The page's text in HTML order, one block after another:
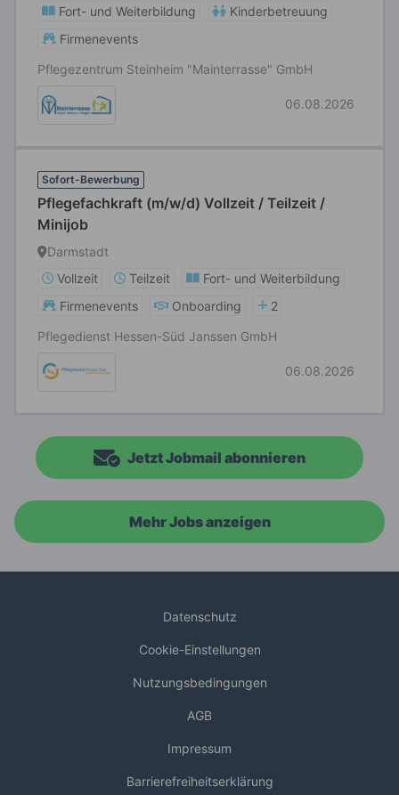
Fort- und Weiterbildung
Kinderbetreuung
Firmenevents
Pflegezentrum Steinheim "Mainterrasse" GmbH
06.08.2026
Sofort-Bewerbung
Pflegefachkraft (m/w/d) Vollzeit / Teilzeit /
Minijob
Darmstadt
Vollzeit
Teilzeit
Fort- und Weiterbildung
Firmenevents
Onboarding
2
Pflegedienst Hessen-Süd Janssen GmbH
06.08.2026
Jetzt Jobmail abonnieren
Mehr Jobs anzeigen
Datenschutz
Cookie-Einstellungen
Nutzungsbedingungen
AGB
Impressum
Barrierefreiheitserklärung